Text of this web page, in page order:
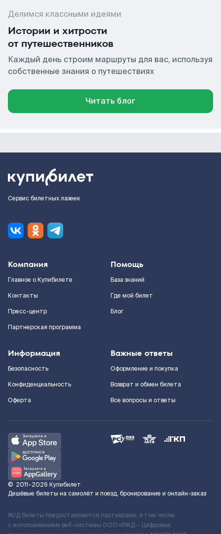
Делимся классными идеями
Истории и хитрости
от путешественников
Каждый день строим маршруты для вас, используя
собственные знания о путешествиях
Читать блог
Сервис билетных лазеек
Компания
Главное о Купибилете
Контакты
Пресс-центр
Партнерская программа
Помощь
База знаний
Где мой билет
Блог
Информация
Безопасность
Конфиденциальность
Оферта
Важные ответы
Оформление и покупка
Возврат и обмен билета
Все вопросы и ответы
© 2011–2026 Купибилет
Дешёвые билеты на самолёт и поезд, бронирование и онлайн-заказ
Ж/Д билеты предоставляются партнёрами, в том числе
с использованием веб-системы ООО «РЖД – Цифровые